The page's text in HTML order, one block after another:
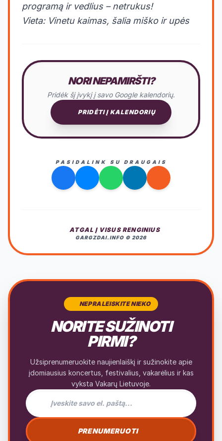
programą ir vedlius – netrukus!
Vieta: Vinetu kaimas, šalia miško ir upės
NORI NEPAMIRŠTI?
Pridėk šį įvykį į savo Google kalendorių.
PRIDĖTI Į KALENDORIŲ
PASIDALINK SU DRAUGAIS
ATGAL Į VISUS RENGINIUS
GARGZDAI.INFO © 2026
NEPRALEISKITE NIEKO
NORITE SUŽINOTI
PIRMI?
Užsiprenumeruokite naujienlaiškį ir sužinokite apie
įdomiausius koncertus, festivalius, vakarėlius ir kas
vyksta Vakarų Lietuvoje.
El. pašto adresas naujienlaiškiui
PRENUMERUOTI